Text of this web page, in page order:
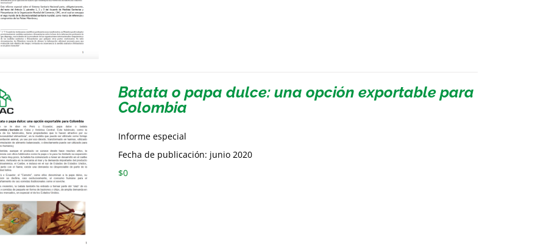
Batata o papa dulce: una opción exportable para
Colombia
Informe especial
Fecha de publicación: junio 2020
$0